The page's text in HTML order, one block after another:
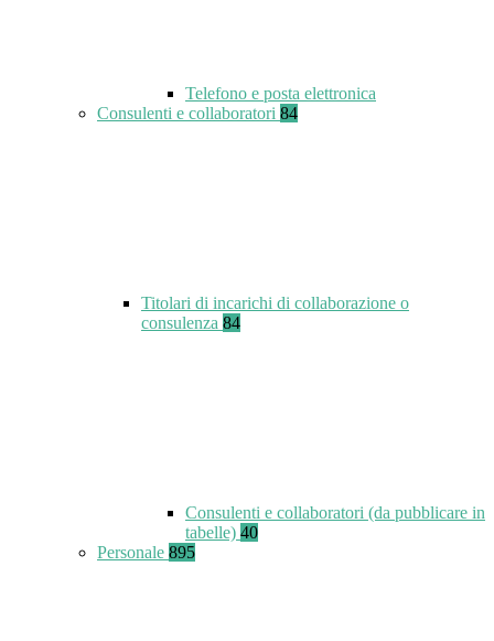
Telefono e posta elettronica
Consulenti e collaboratori 84
Titolari di incarichi di collaborazione o
consulenza 84
Consulenti e collaboratori (da pubblicare in
tabelle) 40
Personale 895